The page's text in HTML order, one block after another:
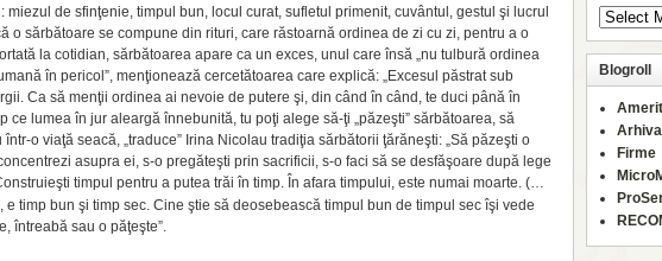
de sfinţenie, timpul bun, locul curat, sufletul primenit, cuvântul, gestul şi lucrul
o sărbătoare se compune din rituri, care răstoarnă ordinea de zi cu zi, pentru a o
la cotidian, sărbătoarea apare ca un exces, unul care însă „nu tulbură ordinea
în pericol”, menţionează cercetătoarea care explică: „Excesul păstrat sub
Ca să menţii ordinea ai nevoie de putere şi, din când în când, te duci până în
ce lumea în jur aleargă înnebunită, tu poţi alege să-ţi „păzeşti” sărbătoarea, să
o viaţă seacă, „traduce” Irina Nicolau tradiţia sărbătorii ţărăneşti: „Să păzeşti o
asupra ei, s-o pregăteşti prin sacrificii, s-o faci să se desfăşoare după lege
timpul pentru a putea trăi în timp. În afara timpului, este numai moarte. (…
e timp bun şi timp sec. Cine ştie să deosebească timpul bun de timpul sec îşi vede
întreabă sau o păţeşte”.
Blogroll
Firme